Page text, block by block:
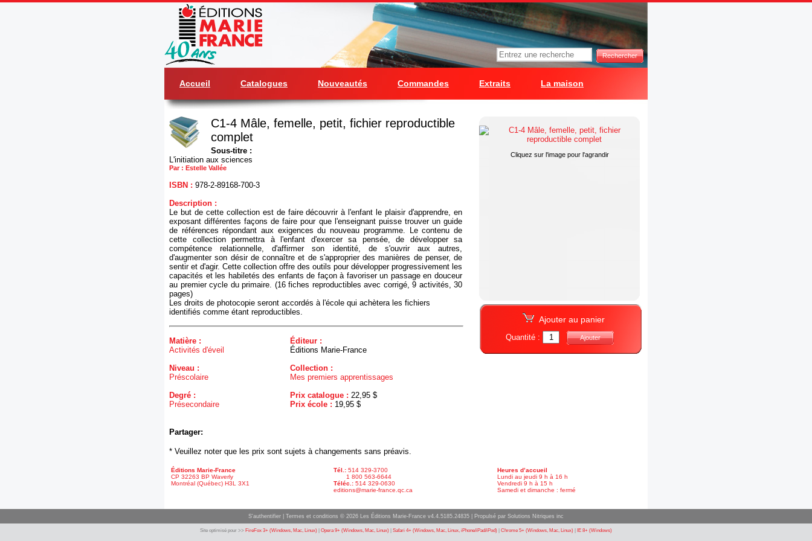
Rechercher
Accueil Catalogues Nouveautés Commandes Extraits La maison
C1-4 Mâle, femelle, petit, fichier reproductible
complet
Sous-titre :
L'initiation aux sciences
Par : Estelle Vallée
ISBN : 978-2-89168-700-3
Description :
Le but de cette collection est de faire découvrir à l'enfant le plaisir d'apprendre, en
exposant différentes façons de faire pour que l'enseignant puisse trouver un guide
de références répondant aux exigences du nouveau programme. Le contenu de
cette collection permettra à l'enfant d'exercer sa pensée, de développer sa
compétence relationnelle, d'affirmer son identité, de s'ouvrir aux autres,
d'augmenter son désir de connaître et de s'approprier des manières de penser, de
sentir et d'agir. Cette collection offre des outils pour développer progressivement les
capacités et les habiletés des enfants de façon à favoriser un passage en douceur
au premier cycle du primaire. (16 fiches reproductibles avec corrigé, 9 activités, 30
pages)
Les droits de photocopie seront accordés à l'école qui achètera les fichiers
identifiés comme étant reproductibles.
Matière :
Activités d'éveil
Niveau :
Préscolaire
Degré :
Présecondaire
Éditeur :
Éditions Marie-France
Collection :
Mes premiers apprentissages
Prix catalogue : 22,95 $
Prix école : 19,95 $
Cliquez sur l'image pour l'agrandir
Ajouter au panier
Quantité : Ajouter
Partager:
* Veuillez noter que les prix sont sujets à changements sans préavis.
Éditions Marie-France
CP 32263 BP Waverly
Montréal (Québec) H3L 3X1
Tél.: 514 329-3700
1 800 563-6644
Téléc.: 514 329-0630
editions@marie-france.qc.ca
Heures d’accueil
Lundi au jeudi 9 h à 16 h
Vendredi 9 h à 15 h
Samedi et dimanche : fermé
S'authentifier Termes et conditions © 2026 Les Éditions Marie-France v4.4.5185.24835 | Propulsé par Solutions Nitriques inc
Site optimisé pour >> FireFox 3+ (Windows, Mac, Linux) Opera 9+ (Windows, Mac, Linux) Safari 4+ (Windows, Mac, Linux, iPhone/iPad/iPod) Chrome 5+ (Windows, Mac, Linux) IE 8+ (Windows)